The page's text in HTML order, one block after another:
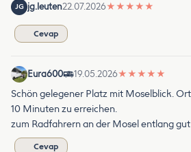
JG jg.leuten22.07.2026★ ★ ★ ★ ★
Cevap
Eura600 19.05.2026★ ★ ★ ★ ★
Schön gelegener Platz mit Moselblick.
10 Minuten zu erreichen.
zum Radfahrern an der Mosel entlang
Cevap